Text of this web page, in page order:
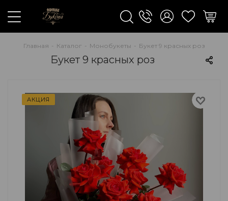
Главная - Каталог - Монобукеты - Букет 9 красных роз
Букет 9 красных роз
АКЦИЯ